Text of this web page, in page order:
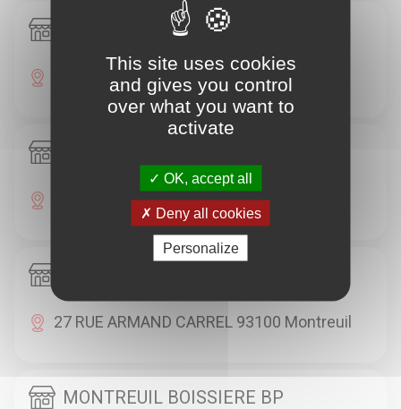
BOBIGNY RECETTE PRINCIPALE
1 RUE PABLO PICASSO 93000 Bobigny
33 RUE DE VIENNE 93000 Bobigny
27 RUE ARMAND CARREL 93100 Montreuil
MONTREUIL BOISSIERE BP
This site uses cookies
and gives you control
over what you want to
activate
OK, accept all
Deny all cookies
Personalize